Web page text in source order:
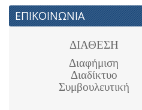
ΕΠΙΚΟΙΝΩΝΙΑ
ΔΙΑΘΕΣΗ
Διαφήμιση
Διαδίκτυο
Συμβουλευτική